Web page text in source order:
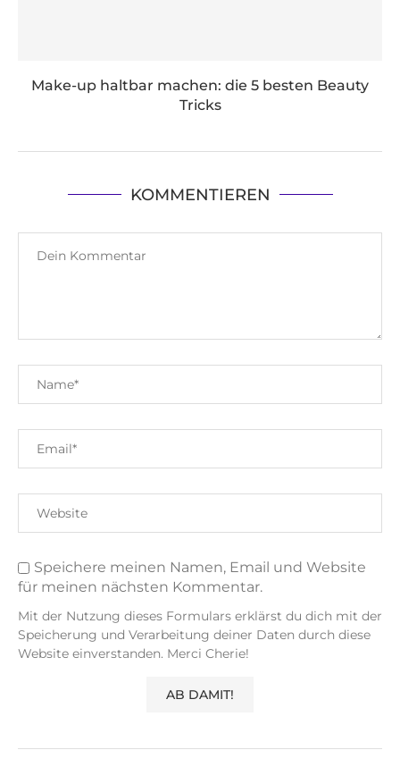
Make-up haltbar machen: die 5 besten Beauty
Tricks
KOMMENTIEREN
Speichere meinen Namen, Email und Website
für meinen nächsten Kommentar.
Mit der Nutzung dieses Formulars erklärst du dich mit der
Speicherung und Verarbeitung deiner Daten durch diese
Website einverstanden. Merci Cherie!